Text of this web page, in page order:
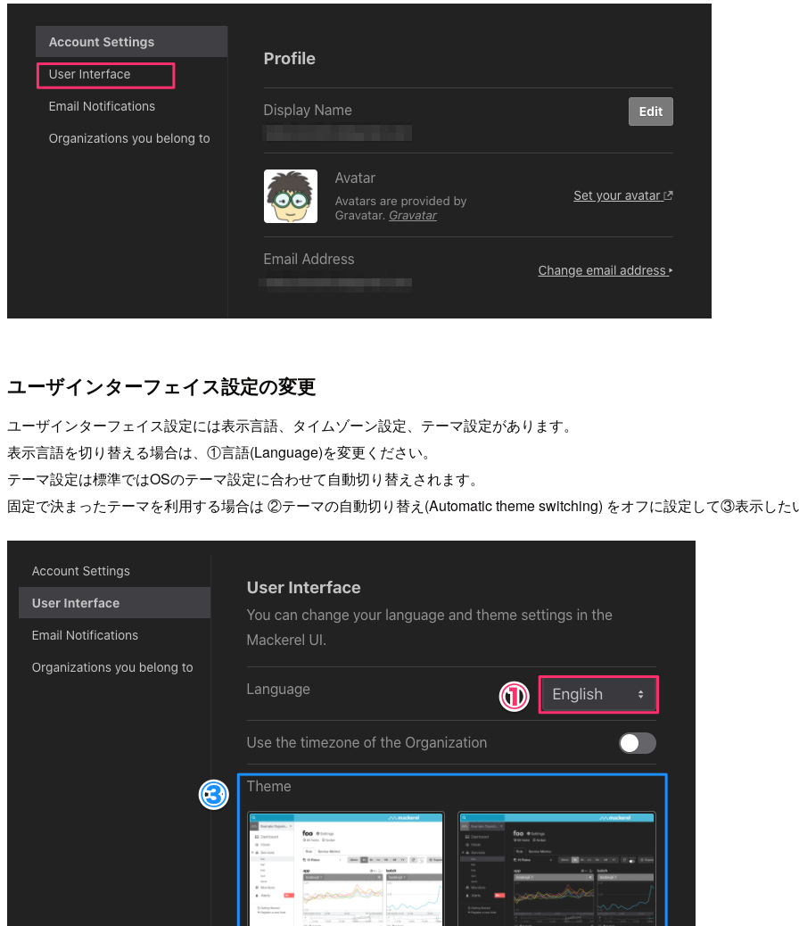
ユーザインターフェイス設定の変更
ユーザインターフェイス設定には表示言語、タイムゾーン設定、テーマ設定があります。
表示言語を切り替える場合は、①言語(Language)を変更ください。
テーマ設定は標準ではOSのテーマ設定に合わせて自動切り替えされます。
固定で決まったテーマを利用する場合は ②テーマの自動切り替え(Automatic theme switching) をオフに設定して③表示した